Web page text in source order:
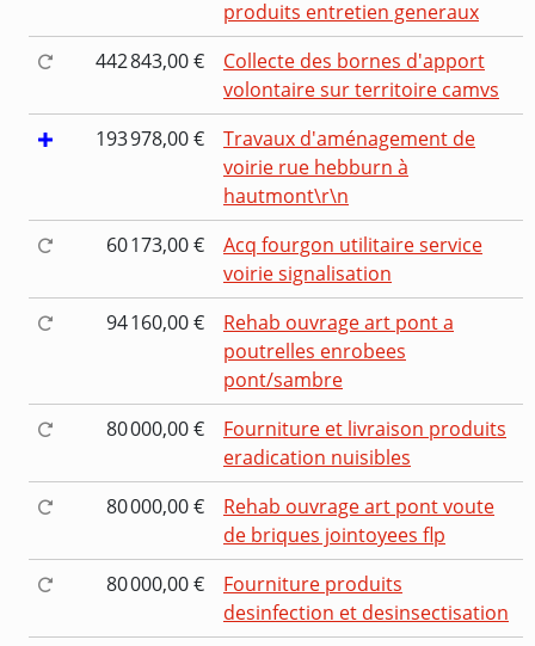
produits entretien generaux
442 843,00 €
Collecte des bornes d'apport
volontaire sur territoire camvs
193 978,00 €
Travaux d'aménagement de
voirie rue hebburn à
hautmont\r\n
60 173,00 €
Acq fourgon utilitaire service
voirie signalisation
94 160,00 €
Rehab ouvrage art pont a
poutrelles enrobees
pont/sambre
80 000,00 €
Fourniture et livraison produits
eradication nuisibles
80 000,00 €
Rehab ouvrage art pont voute
de briques jointoyees flp
80 000,00 €
Fourniture produits
desinfection et desinsectisation